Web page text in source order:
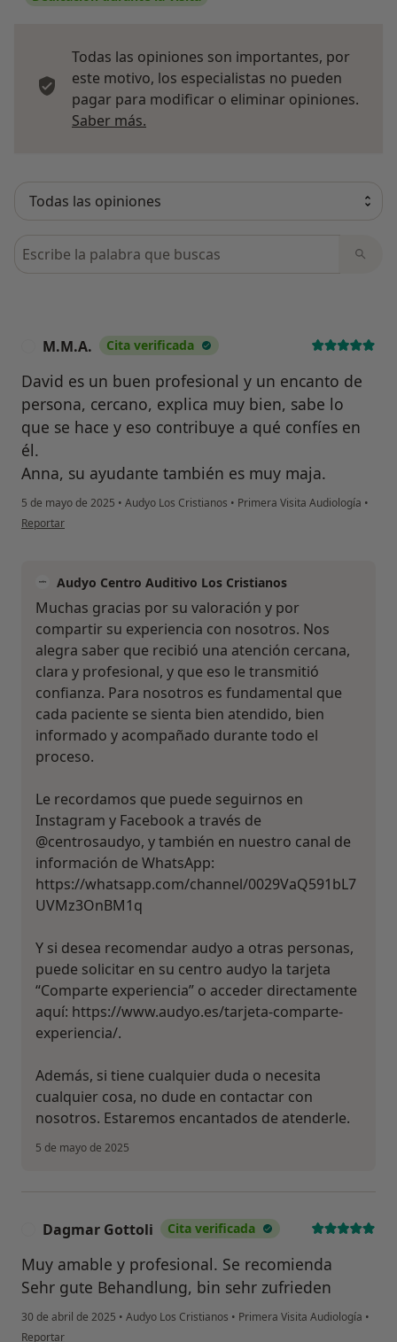
Todas las opiniones son importantes, por
este motivo, los especialistas no pueden
pagar para modificar o eliminar opiniones.
Saber más.
Busca en opiniones
M.M.A. Cita verificada
David es un buen profesional y un encanto de
persona, cercano, explica muy bien, sabe lo
que se hace y eso contribuye a qué confíes en
él.
Anna, su ayudante también es muy maja.
5 de mayo de 2025 • Audyo Los Cristianos • Primera Visita Audiología •
en opinión del usuario M.M.A.
Reportar
Audyo Centro Auditivo Los Cristianos
Muchas gracias por su valoración y por
compartir su experiencia con nosotros. Nos
alegra saber que recibió una atención cercana,
clara y profesional, y que eso le transmitió
confianza. Para nosotros es fundamental que
cada paciente se sienta bien atendido, bien
informado y acompañado durante todo el
proceso.
Le recordamos que puede seguirnos en
Instagram y Facebook a través de
@centrosaudyo, y también en nuestro canal de
información de WhatsApp:
https://whatsapp.com/channel/0029VaQ591bL7
UVMz3OnBM1q
Y si desea recomendar audyo a otras personas,
puede solicitar en su centro audyo la tarjeta
“Comparte experiencia” o acceder directamente
aquí: https://www.audyo.es/tarjeta-comparte-
experiencia/.
Además, si tiene cualquier duda o necesita
cualquier cosa, no dude en contactar con
nosotros. Estaremos encantados de atenderle.
5 de mayo de 2025
Dagmar Gottoli Cita verificada
Muy amable y profesional. Se recomienda
Sehr gute Behandlung, bin sehr zufrieden
30 de abril de 2025 • Audyo Los Cristianos • Primera Visita Audiología •
en opinión del usuario Dagmar Gottoli
Reportar